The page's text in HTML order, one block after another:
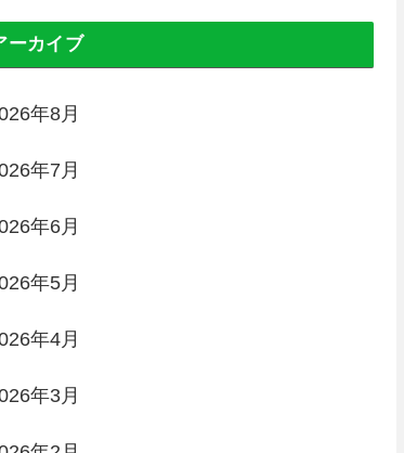
ーカイブ
年8月
年7月
年6月
年5月
年4月
年3月